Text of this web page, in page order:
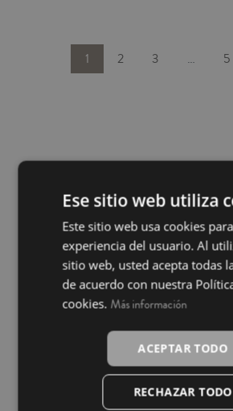
1 2 3 … 5
Pagament 100% segur
Ese sitio web utiliza
Este sitio web usa cookies
experiencia del usuario. Al
sitio web, usted acepta todas
de acuerdo con nuestra
cookies. Más información
ACEPTAR TODO
RECHAZAR TODO